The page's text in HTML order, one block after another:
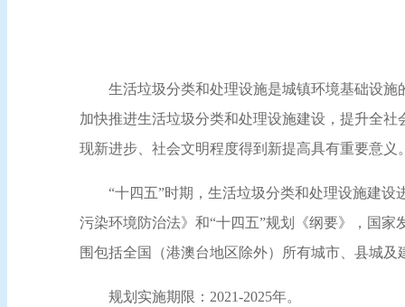
生活垃圾分类和处理设施是城镇环境基础设
加快推进生活垃圾分类和处理设施建设，提升全
现新进步、社会文明程度得到新提高具有重要意义
“十四五”时期，生活垃圾分类和处理设施建
污染环境防治法》和“十四五”规划《纲要》，国
围包括全国（港澳台地区除外）所有城市、县城及
规划实施期限：2021-2025年。